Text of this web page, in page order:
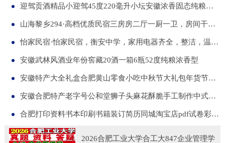
迎驾贡酒精品小迎驾45度220毫升小坛安徽浓香固态纯粮酒整箱12瓶
山海黎乡294·高档优质民宿三房房二厅一厨一卫，房间干净整洁，可短住，可长租
怡家民宿·怡家民宿，衡安中学，家用电器齐全，整洁，温馨，可短租，月租
安徽武林风酒业年份窖藏20酒一箱6瓶52度纯粮浓香型
安徽特产大全礼盒合肥黄山零食小吃中秋节大礼包年货节送伴手礼品
安徽合肥特产老字号公和堂狮子头麻花酥脆手工制作中式糕点伴手礼
合肥打印资料书本印刷书籍装订简历同城淘宝店pdf试卷彩色a34讲义
2026合肥工业大学合工大847企业管理学